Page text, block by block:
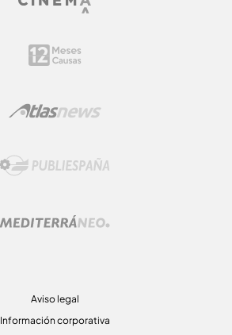
Aviso legal
Información corporativa